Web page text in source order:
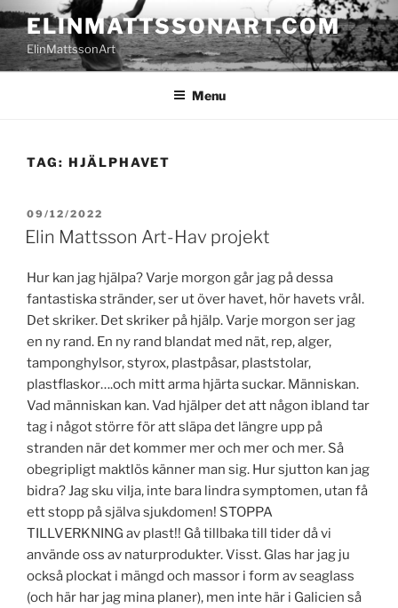
Skip
to
content
ELINMATTSSONART.COM
ElinMattssonArt
Menu
TAG: HJÄLPHAVET
POSTED
ON
09/12/2022
Elin Mattsson Art-Hav projekt
Hur kan jag hjälpa? Varje morgon går jag på dessa
fantastiska stränder, ser ut över havet, hör havets vrål.
Det skriker. Det skriker på hjälp. Varje morgon ser jag
en ny rand. En ny rand blandat med nät, rep, alger,
tamponghylsor, styrox, plastpåsar, plaststolar,
plastflaskor….och mitt arma hjärta suckar. Människan.
Vad människan kan. Vad hjälper det att någon ibland tar
tag i något större för att släpa det längre upp på
stranden när det kommer mer och mer och mer. Så
obegripligt maktlös känner man sig. Hur sjutton kan jag
bidra? Jag sku vilja, inte bara lindra symptomen, utan få
ett stopp på själva sjukdomen! STOPPA
TILLVERKNING av plast!! Gå tillbaka till tider då vi
använde oss av naturprodukter. Visst. Glas har jag ju
också plockat i mängd och massor i form av seaglass
(och här har jag mina planer), men inte här i Galicien så